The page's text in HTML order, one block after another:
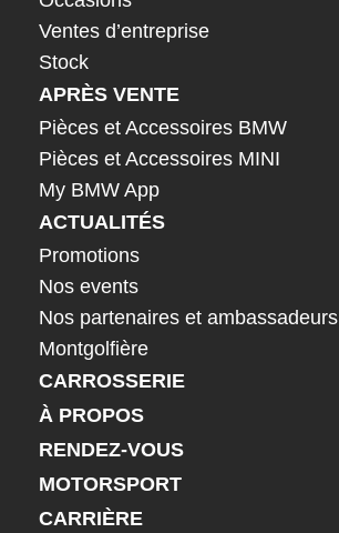
Ventes d’entreprise
Stock
APRÈS VENTE
Pièces et Accessoires BMW
Pièces et Accessoires MINI
My BMW App
ACTUALITÉS
Promotions
Nos events
Nos partenaires et ambassadeurs
Montgolfière
CARROSSERIE
À PROPOS
RENDEZ-VOUS
MOTORSPORT
CARRIÈRE